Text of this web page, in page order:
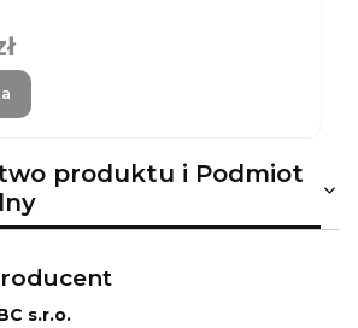
produktu i Podmiot
s.r.o.